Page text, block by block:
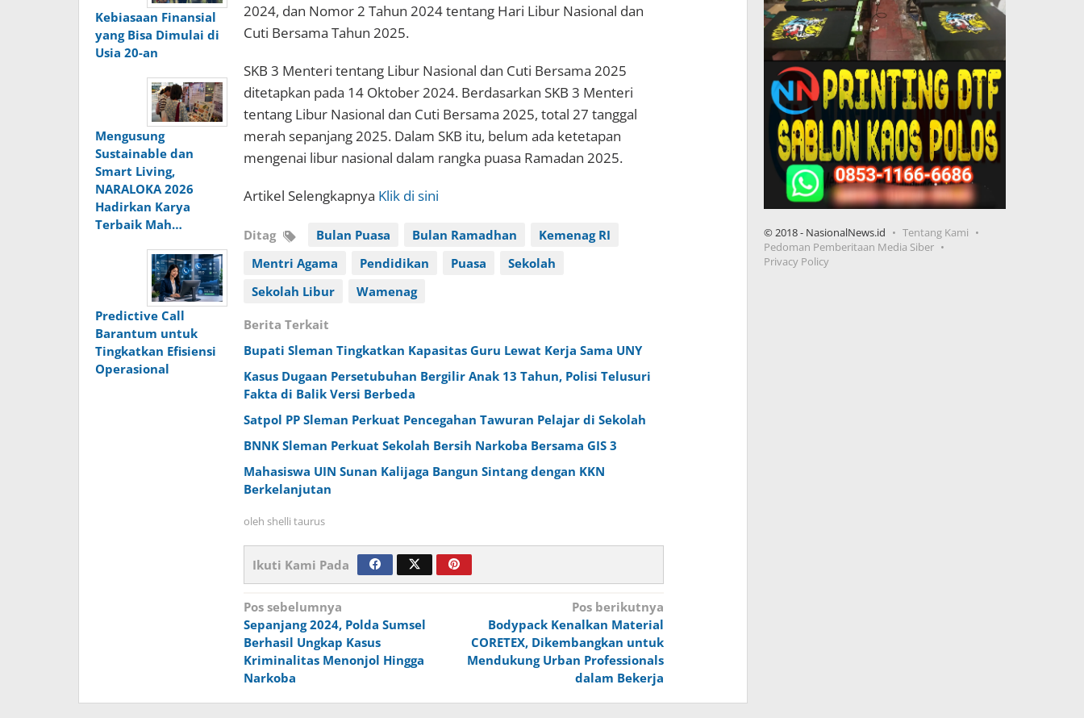
Kebiasaan Finansial
yang Bisa Dimulai di
Usia 20-an
Mengusung
Sustainable dan
Smart Living,
NARALOKA 2026
Hadirkan Karya
Terbaik Mah…
Predictive Call
Barantum untuk
Tingkatkan Efisiensi
Operasional
2024, dan Nomor 2 Tahun 2024 tentang Hari Libur Nasional dan
Cuti Bersama Tahun 2025.
SKB 3 Menteri tentang Libur Nasional dan Cuti Bersama 2025
ditetapkan pada 14 Oktober 2024. Berdasarkan SKB 3 Menteri
tentang Libur Nasional dan Cuti Bersama 2025, total 27 tanggal
merah sepanjang 2025. Dalam SKB itu, belum ada ketetapan
mengenai libur nasional dalam rangka puasa Ramadan 2025.
Artikel Selengkapnya Klik di sini
Ditag Bulan Puasa Bulan Ramadhan
Kemenag RI
Mentri Agama
Pendidikan Puasa
Sekolah
Sekolah Libur
Wamenag
Berita Terkait
Bupati Sleman Tingkatkan Kapasitas Guru Lewat Kerja Sama UNY
Kasus Dugaan Persetubuhan Bergilir Anak 13 Tahun, Polisi Telusuri
Fakta di Balik Versi Berbeda
Satpol PP Sleman Perkuat Pencegahan Tawuran Pelajar di Sekolah
BNNK Sleman Perkuat Sekolah Bersih Narkoba Bersama GIS 3
Mahasiswa UIN Sunan Kalijaga Bangun Sintang dengan KKN
Berkelanjutan
oleh shelli taurus
Ikuti Kami Pada
Navigasi
pos
Pos sebelumnya
Sepanjang 2024, Polda Sumsel
Berhasil Ungkap Kasus
Kriminalitas Menonjol Hingga
Narkoba
Pos berikutnya
Bodypack Kenalkan Material
CORETEX, Dikembangkan untuk
Mendukung Urban Professionals
dalam Bekerja
© 2018 - NasionalNews.id
Tentang Kami
Pedoman Pemberitaan Media Siber
Privacy Policy